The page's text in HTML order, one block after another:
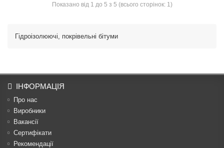
Показано від 1 до 5 з 5 (всього сторінок: 1)
Гідроізолюючі, покрівельні бітуми
ІНФОРМАЦІЯ
Про нас
Виробники
Вакансії
Сертифікати
Рекомендації